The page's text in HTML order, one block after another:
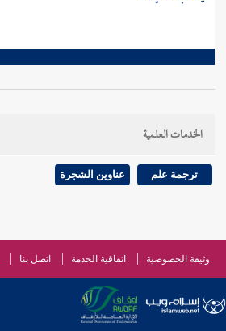
الخدمات العلمية
ترجمة علم عناوين الشجرة
وثيقة الخصوصية اتفاقية الخدمة اتصل بنا